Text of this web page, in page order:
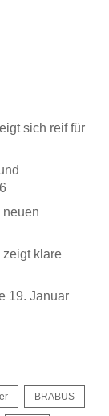
sich reif für
neuen
zeigt klare
19. Januar
BRABUS